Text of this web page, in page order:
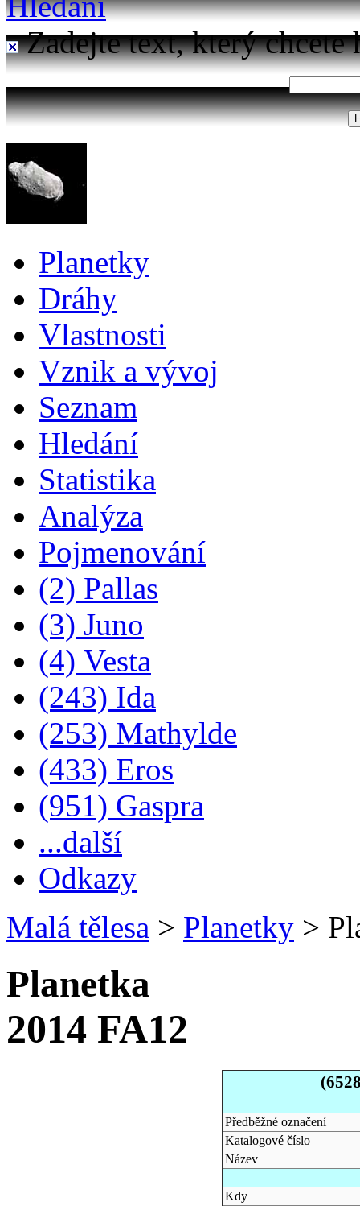
Zadejte text, který chcete
Planetky
Dráhy
Vlastnosti
Vznik a vývoj
Seznam
Hledání
Statistika
Analýza
Pojmenování
(2) Pallas
(3) Juno
(4) Vesta
(243) Ida
(253) Mathylde
(433) Eros
(951) Gaspra
...další
Odkazy
Malá tělesa > Planetky >
Planetka
2014 FA12
Předběžné označení
Katalogové číslo
Název
Kdy